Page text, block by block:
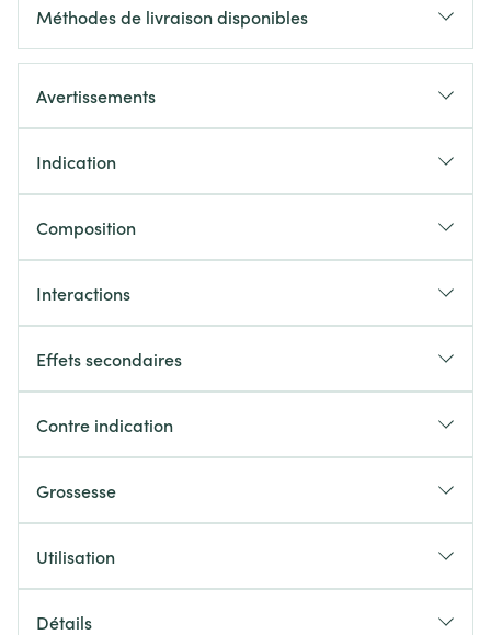
Méthodes de livraison disponibles
Avertissements
Indication
Composition
Interactions
Effets secondaires
Contre indication
Grossesse
Utilisation
Détails